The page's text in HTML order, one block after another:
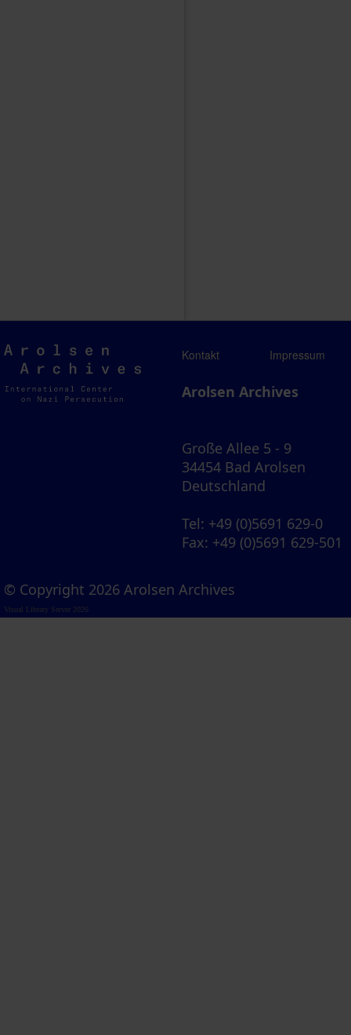
Arolsen
Archives
Kontakt Impressum
Arolsen Archives
Große Allee 5 - 9
34454 Bad Arolsen
Deutschland
Tel: +49 (0)5691 629-0
Fax: +49 (0)5691 629-501
© Copyright 2026 Arolsen Archives
Visual Library Server 2026